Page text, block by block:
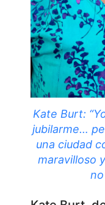
Kate Burt:
jubilarme…
una ciudad
maravilloso